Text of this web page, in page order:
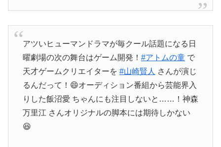
アツいヒューマンドラマが毎クール話題になる日
曜劇場の次の舞台はゲーム開発！ #アトムの童で
天才ゲームクリエイターを #山崎賢人 さんが演じ
るんだって！😄オーディション番組から芸能界入
りした飯沼愛 ちゃんにも注目しないと……！神森
万里江 さんオリジナルの脚本には期待しかない
😆